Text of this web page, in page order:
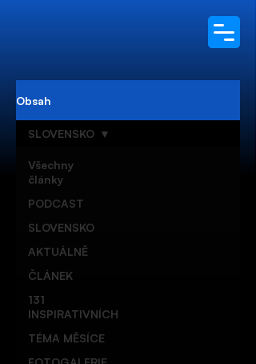
Obsah
Všechny
články
PODCAST
SLOVENSKO
AKTUÁLNĚ
ČLÁNEK
131
INSPIRATIVNÍCH
TÉMA MĚSÍCE
SLOVENSKO